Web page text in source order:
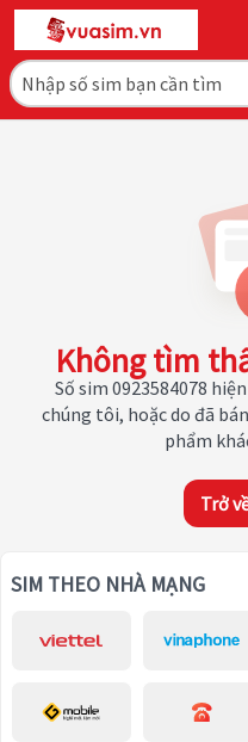
Không tìm
Số sim 0923584078
chúng tôi, hoặc do đã
phẩm
Trở
SIM THEO NHÀ MẠNG